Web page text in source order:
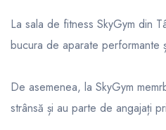
La sala de fitness SkyGym din
bucura de aparate performante
De asemenea, la SkyGym
strânsă și au parte de angajați